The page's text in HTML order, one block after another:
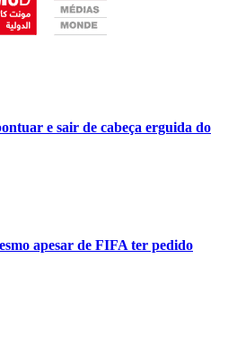
e sair de cabeça erguida do
apesar de FIFA ter pedido